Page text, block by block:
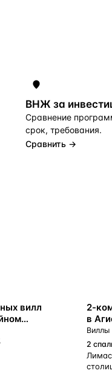
ВНЖ за
Сравнение
срок, требования.
Сравнить →
вилл
ВНЖ
2-
в
Виллы
2